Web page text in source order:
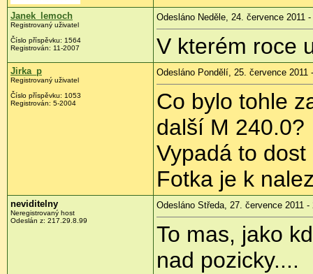
Janek_lemoch
Registrovaný uživatel
Číslo příspěvku: 1564
Registrován: 11-2007
Odesláno Neděle, 24. července 2011 -
V kterém roce
Jirka_p
Registrovaný uživatel
Číslo příspěvku: 1053
Registrován: 5-2004
Odesláno Pondělí, 25. července 2011
Co bylo tohle
další M 240.0?
Vypadá to dost
Fotka je k
neviditelny
Neregistrovaný host
Odeslán z: 217.29.8.99
Odesláno Středa, 27. července 2011 -
To mas, jako
nad pozicky....